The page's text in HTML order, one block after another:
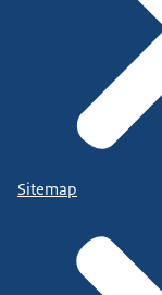
Sitemap